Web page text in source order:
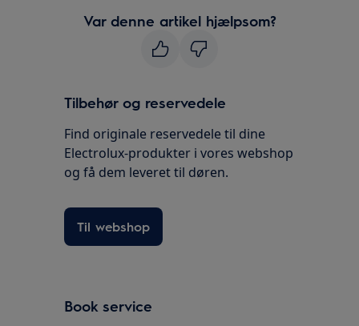
Var denne artikel hjælpsom?
Tilbehør og reservedele
Find originale reservedele til dine
Electrolux-produkter i vores webshop
og få dem leveret til døren.
Til webshop
Book service